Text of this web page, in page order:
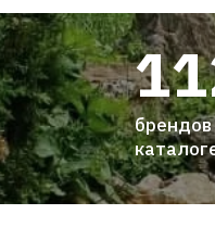
брендов